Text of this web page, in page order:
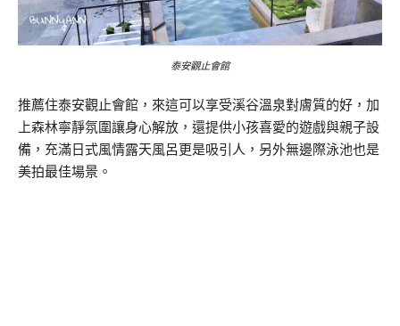
泰安觀止會館
推薦住泰安觀止會館，來這可以享受溪谷溫泉對膚質的好，加
上森林寧靜氛圍讓身心解放，還提供小孩喜愛的遊戲與親子設
備，充滿日式風情露天風呂更是吸引人，另外無邊際泳池也是
美拍最佳場景。